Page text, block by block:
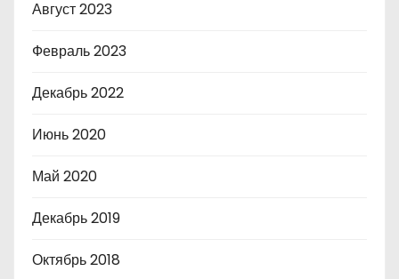
Август 2023
Февраль 2023
Декабрь 2022
Июнь 2020
Май 2020
Декабрь 2019
Октябрь 2018